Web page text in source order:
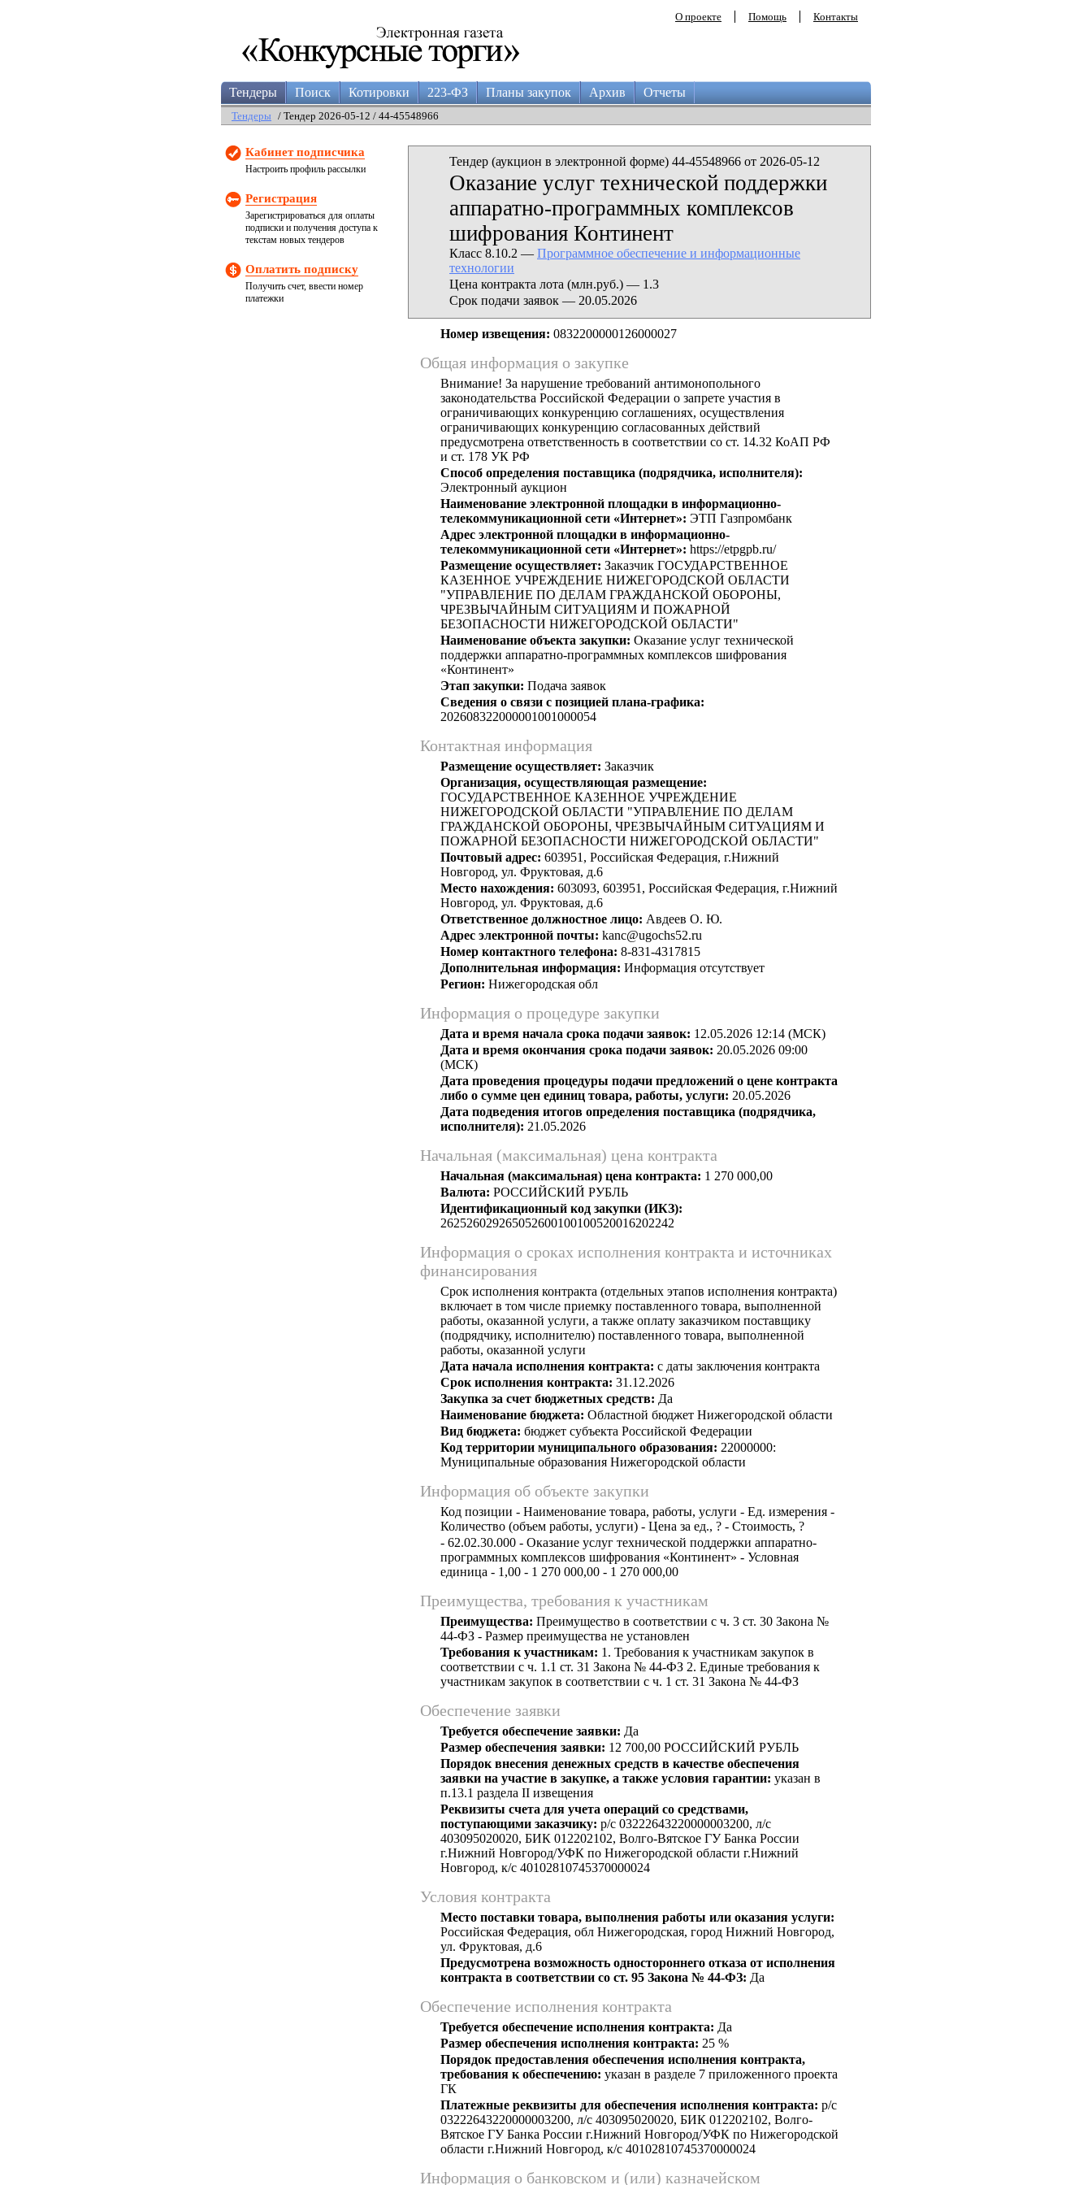
О проекте Помощь Контакты
Тендеры Поиск Котировки 223-ФЗ Планы закупок Архив Отчеты
Тендеры / Тендер 2026-05-12 / 44-45548966
Кабинет подписчика
Настроить профиль рассылки
Регистрация
Зарегистрироваться для оплаты
подписки и получения доступа к
текстам новых тендеров
Оплатить подписку
Получить счет, ввести номер
платежки
Тендер (аукцион в электронной форме) 44-45548966 от 2026-05-12
Оказание услуг технической поддержки
аппаратно-программных комплексов
шифрования Континент
Класс 8.10.2 — Программное обеспечение и информационные
технологии
Цена контракта лота (млн.руб.) — 1.3
Срок подачи заявок — 20.05.2026
Номер извещения: 0832200000126000027
Общая информация о закупке
Внимание! За нарушение требований антимонопольного
законодательства Российской Федерации о запрете участия в
ограничивающих конкуренцию соглашениях, осуществления
ограничивающих конкуренцию согласованных действий
предусмотрена ответственность в соответствии со ст. 14.32 КоАП РФ
и ст. 178 УК РФ
Способ определения поставщика (подрядчика, исполнителя):
Электронный аукцион
Наименование электронной площадки в информационно-
телекоммуникационной сети «Интернет»: ЭТП Газпромбанк
Адрес электронной площадки в информационно-
телекоммуникационной сети «Интернет»: https://etpgpb.ru/
Размещение осуществляет: Заказчик ГОСУДАРСТВЕННОЕ
КАЗЕННОЕ УЧРЕЖДЕНИЕ НИЖЕГОРОДСКОЙ ОБЛАСТИ
"УПРАВЛЕНИЕ ПО ДЕЛАМ ГРАЖДАНСКОЙ ОБОРОНЫ,
ЧРЕЗВЫЧАЙНЫМ СИТУАЦИЯМ И ПОЖАРНОЙ
БЕЗОПАСНОСТИ НИЖЕГОРОДСКОЙ ОБЛАСТИ"
Наименование объекта закупки: Оказание услуг технической
поддержки аппаратно-программных комплексов шифрования
«Континент»
Этап закупки: Подача заявок
Сведения о связи с позицией плана-графика:
202608322000001001000054
Контактная информация
Размещение осуществляет: Заказчик
Организация, осуществляющая размещение:
ГОСУДАРСТВЕННОЕ КАЗЕННОЕ УЧРЕЖДЕНИЕ
НИЖЕГОРОДСКОЙ ОБЛАСТИ "УПРАВЛЕНИЕ ПО ДЕЛАМ
ГРАЖДАНСКОЙ ОБОРОНЫ, ЧРЕЗВЫЧАЙНЫМ СИТУАЦИЯМ И
ПОЖАРНОЙ БЕЗОПАСНОСТИ НИЖЕГОРОДСКОЙ ОБЛАСТИ"
Почтовый адрес: 603951, Российская Федерация, г.Нижний
Новгород, ул. Фруктовая, д.6
Место нахождения: 603093, 603951, Российская Федерация, г.Нижний
Новгород, ул. Фруктовая, д.6
Ответственное должностное лицо: Авдеев О. Ю.
Адрес электронной почты: kanc@ugochs52.ru
Номер контактного телефона: 8-831-4317815
Дополнительная информация: Информация отсутствует
Регион: Нижегородская обл
Информация о процедуре закупки
Дата и время начала срока подачи заявок: 12.05.2026 12:14 (МСК)
Дата и время окончания срока подачи заявок: 20.05.2026 09:00
(МСК)
Дата проведения процедуры подачи предложений о цене контракта
либо о сумме цен единиц товара, работы, услуги: 20.05.2026
Дата подведения итогов определения поставщика (подрядчика,
исполнителя): 21.05.2026
Начальная (максимальная) цена контракта
Начальная (максимальная) цена контракта: 1 270 000,00
Валюта: РОССИЙСКИЙ РУБЛЬ
Идентификационный код закупки (ИКЗ):
262526029265052600100100520016202242
Информация о сроках исполнения контракта и источниках
финансирования
Срок исполнения контракта (отдельных этапов исполнения контракта)
включает в том числе приемку поставленного товара, выполненной
работы, оказанной услуги, а также оплату заказчиком поставщику
(подрядчику, исполнителю) поставленного товара, выполненной
работы, оказанной услуги
Дата начала исполнения контракта: с даты заключения контракта
Срок исполнения контракта: 31.12.2026
Закупка за счет бюджетных средств: Да
Наименование бюджета: Областной бюджет Нижегородской области
Вид бюджета: бюджет субъекта Российской Федерации
Код территории муниципального образования: 22000000:
Муниципальные образования Нижегородской области
Информация об объекте закупки
Код позиции - Наименование товара, работы, услуги - Ед. измерения -
Количество (объем работы, услуги) - Цена за ед., ? - Стоимость, ?
- 62.02.30.000 - Оказание услуг технической поддержки аппаратно-
программных комплексов шифрования «Континент» - Условная
единица - 1,00 - 1 270 000,00 - 1 270 000,00
Преимущества, требования к участникам
Преимущества: Преимущество в соответствии с ч. 3 ст. 30 Закона №
44-ФЗ - Размер преимущества не установлен
Требования к участникам: 1. Требования к участникам закупок в
соответствии с ч. 1.1 ст. 31 Закона № 44-ФЗ 2. Единые требования к
участникам закупок в соответствии с ч. 1 ст. 31 Закона № 44-ФЗ
Обеспечение заявки
Требуется обеспечение заявки: Да
Размер обеспечения заявки: 12 700,00 РОССИЙСКИЙ РУБЛЬ
Порядок внесения денежных средств в качестве обеспечения
заявки на участие в закупке, а также условия гарантии: указан в
п.13.1 раздела II извещения
Реквизиты счета для учета операций со средствами,
поступающими заказчику: p/c 03222643220000003200, л/c
403095020020, БИК 012202102, Волго-Вятское ГУ Банка России
г.Нижний Новгород/УФК по Нижегородской области г.Нижний
Новгород, к/c 40102810745370000024
Условия контракта
Место поставки товара, выполнения работы или оказания услуги:
Российская Федерация, обл Нижегородская, город Нижний Новгород,
ул. Фруктовая, д.6
Предусмотрена возможность одностороннего отказа от исполнения
контракта в соответствии со ст. 95 Закона № 44-ФЗ: Да
Обеспечение исполнения контракта
Требуется обеспечение исполнения контракта: Да
Размер обеспечения исполнения контракта: 25 %
Порядок предоставления обеспечения исполнения контракта,
требования к обеспечению: указан в разделе 7 приложенного проекта
ГК
Платежные реквизиты для обеспечения исполнения контракта: p/c
03222643220000003200, л/c 403095020020, БИК 012202102, Волго-
Вятское ГУ Банка России г.Нижний Новгород/УФК по Нижегородской
области г.Нижний Новгород, к/c 40102810745370000024
Информация о банковском и (или) казначейском